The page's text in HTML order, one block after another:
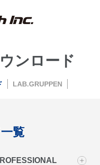
ンロード
LAB.GRUPPEN
覧